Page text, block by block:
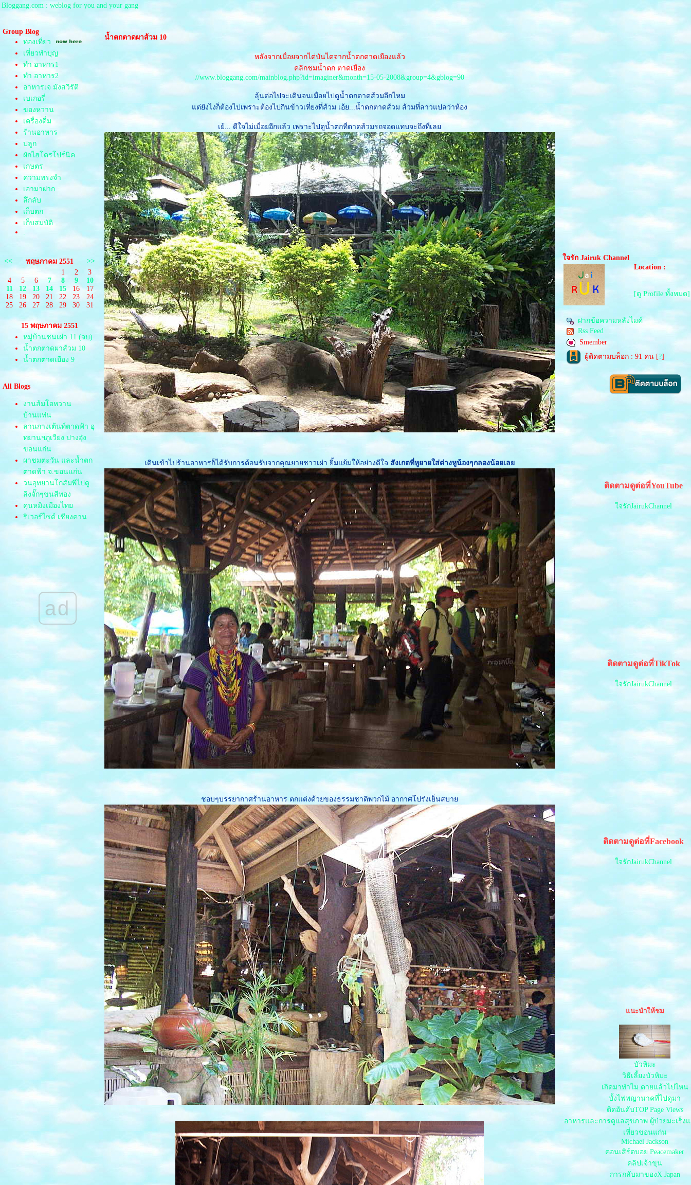
Bloggang.com : weblog for you and your gang
Group Blog
ท่องเที่ยว
เที่ยวทำบุญ
ทำ อาหาร1
ทำ อาหาร2
อาหารเจ มังสวิรัติ
เบเกอรี่
ของหวาน
เครื่องดื่ม
ร้านอาหาร
ปลูก
ผักไฮโดรโปร์นิค
เกษตร
ความทรงจำ
เอามาฝาก
ลึกลับ
เก็บตก
เก็บสมบัติ
.
<< พฤษภาคม 2551
>>
1
2
3
4
5 6 7 8 9
10
11
12 13 14 15 16
17
18
19 20 21 22 23
24
25
26 27 28 29 30 31
15 พฤษภาคม 2551
หมู่บ้านชนเผ่า 11 (จบ)
น้ำตกตาดผาส้วม 10
น้ำตกตาดเยือง 9
All Blogs
งานส้มโอหวาน
บ้านแท่น
ลานกางเต้นท์ตาดฟ้า อุ
ทยานฯภูเวียง ปางอุ๋ง
ขอนแก่น
ผาชมตะวัน และน้ำตก
ตาดฟ้า จ.ขอนแก่น
วนอุทยานโกสัมพีไปดู
ลิงจั๊กๆขนสีทอง
คุนหมิงเมืองไท
ริเวอร์ไซด์ เชียงคาน
รีสอร์ท
บ้านที่พักเชียงคาน
อุทยาน น้ำตกตาดโตน
ทุ่งดอกกระเจียว ผาสุด
ผ่นดิน ป่าหินงาม
ทะเลบัวแดง ท่าเรือ
ชแล จ.อุดร
พิพิธภัณฑ์หุ่นขี้ผึ้งไท
ล่องแพกาญจนบุรี
สะพานรถไฟข้ามแม่น้ำ
บ้านบ่อรีสอร์ท
พิพิธภัณฑ์ลูกหลานพันธุ์
สงกรานต์ ถนนข้าว
ปฏิมากรรมอียิปต์ ที่
หนังพาไป ประเทศ
ดูดอกทิวลิป งาน
มหัศจรรย์พรรณไม้
นานาชาติ ปี2557
CHIBA กับ ฮิโระ
สุโก้ย ไปญี่ปุ่นกับฮิโระ
งานเกษตร ปี2557
งานพรรณไม้นานาชาติ
ที่ขอนแก่น
ตลาดต้นตาล ขอนแกน
Hearing the Sunshine ดั่ง
เที่ยวไปกับ"หนังพาไป"
เกาะปันหยี Make THE
ปีใหม่1วัน 4 จังหวัด
ขอนแก่น ชัยภูมิ
หนองบัวลำภู อุดร
ad
น้ำตกตาดผาส้วม 10
หลังจากเมื่อยจากไต่บันไดจากน้ำตกตาดเยืองแล้ว
คลิกชมน้ำตก ตาดเยือง
//www.bloggang.com/mainblog.php?id=imaginer&month=15-05-2008&group=4&gblog=90
ลุ้นต่อไปจะเดินจนเมื่อยไปดูน้ำตกตาดส้วมอีกไหม
ต่ยังไงก็ต้องไปเพราะต้องไปกินข้าวเที่ยงที่ส้วม เอ้ย...น้ำตกตาดส้วม ส้วมที่ลาวแปลว่าห้อง
เย้... ดีใจไม่เมื่อยอีกแล้ว เพราะไปดูน้ำตกที่ตาดส้วมรถจอดแทบจะถึงที่เล
เดินเข้าไปร้านอาหารก็ได้รับการต้อนรับจากคุณยายชาวเผ่า ยิ้มแย้มให้อย่างดีใจ สังเกตที่หูยายใส่ต่างหูน้องๆกลองน้อยเล
ชอบๆบรรยากาศร้านอาหาร ตกแต่งด้วยของธรรมชาติพวกไม้ อากาศโปร่งเย็นสบา
จรัก Jairuk Channel
Location :
[ดู Profile ทั้งหมด]
ฝากข้อความหลังไมค์
Rss Feed
Smember
ผู้ติดตามบล็อก : 91 คน [?]
ติดตามดูต่อที่YouTube
จรักJairukChannel
ติดตามดูต่อที่TikTok
จรักJairukChannel
ติดตามดูต่อที่Facebook
จรักJairukChannel
นะนำให้ชม
บัวหิมะ
วิธีเลี้ยงบัวหิมะ
เกิดมาทำไม ตายแล้วไปไหน
บั้งไฟพญานาคที่ไปดูมา
ติดอันดับTOP Page Views
อาหารและการดูแลสุขภาพ ผู้ป่วยมะเร็ง
เที่ยวขอนแก่น
Michael Jackson
คอนเสิร์ตบอย Peacemaker
คลิปเจ้าขุน
การกลับมาของX Japan